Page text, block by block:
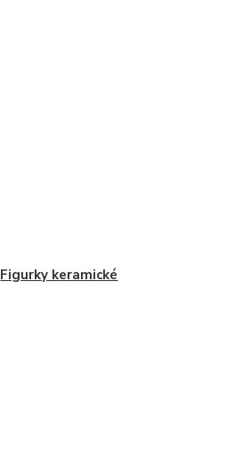
Figurky keramické